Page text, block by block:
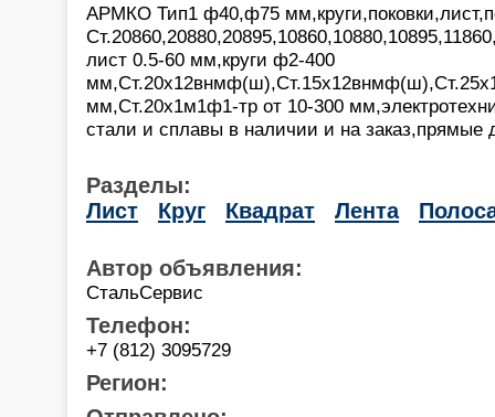
АРМКО Тип1 ф40,ф75
лист 0.5-60 мм,круги ф2-400
мм,Ст.20х1м1ф1-тр от 10-300
стали и сплавы в наличии и на заказ,прямые
Разделы:
Лист
Круг Квадрат Лента
Автор объявления:
СтальСервис
Телефон:
+7 (812) 3095729
Регион: